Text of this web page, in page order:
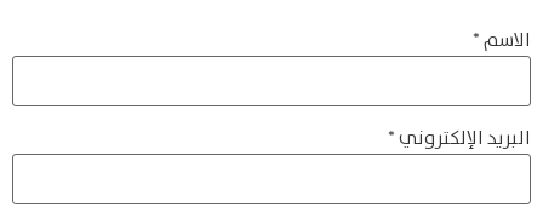
الاسم*
البريد الإلكتروني*